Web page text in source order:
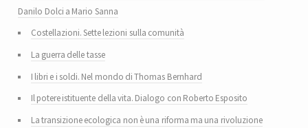
Danilo Dolci a Mario Sanna
Costellazioni. Sette lezioni sulla comunità
La guerra delle tasse
I libri e i soldi. Nel mondo di Thomas Bernhard
Il potere istituente della vita. Dialogo con Roberto Esposito
La transizione ecologica non è una riforma ma una rivoluzione